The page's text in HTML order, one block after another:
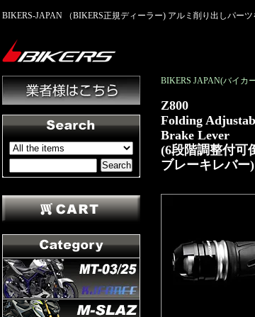
BIKERS-JAPAN （BIKERS正規ディーラー) アルミ削り出しパー
BIKERS JAPAN(バイカ
Z800
Folding
Brake Lever
(6段階調整付可
ブレーキレバー)